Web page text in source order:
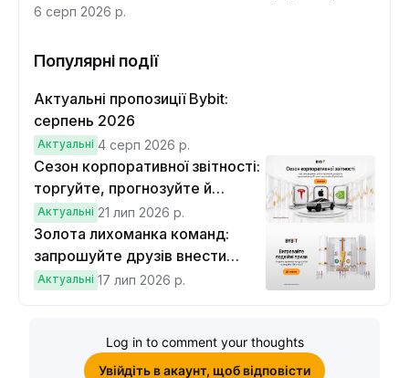
6 серп 2026 р.
Популярні події
Актуальні пропозиції Bybit:
серпень 2026
Актуальні 4 серп 2026 р.
Сезон корпоративної звітності:
торгуйте, прогнозуйте й
вигравайте Cybertruck
Актуальні 21 лип 2026 р.
Золота лихоманка команд:
запрошуйте друзів внести
депозит на $100 і торгувати на
Актуальні 17 лип 2026 р.
Log in to comment your thoughts
Увійдіть в акаунт, щоб відповісти